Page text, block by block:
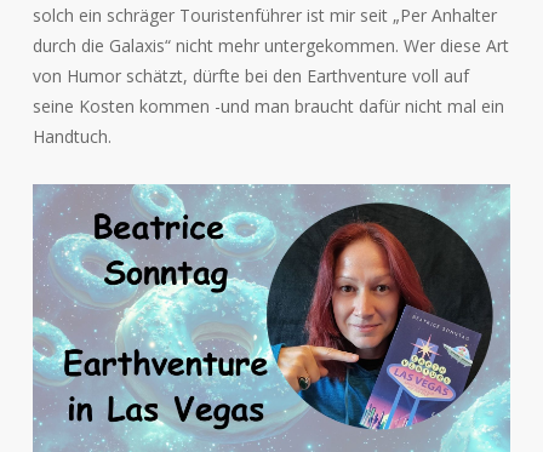
solch ein schräger Touristenführer ist mir seit „Per Anhalter
durch die Galaxis“ nicht mehr untergekommen. Wer diese Art
von Humor schätzt, dürfte bei den Earthventure voll auf
seine Kosten kommen -und man braucht dafür nicht mal ein
Handtuch.